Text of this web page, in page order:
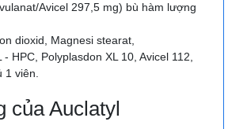
Avicel 297,5 mg) bù hàm lượng
dioxid, Magnesi stearat,
HPC, Polyplasdon XL 10, Avicel 112,
1 viên.
của Auclatyl